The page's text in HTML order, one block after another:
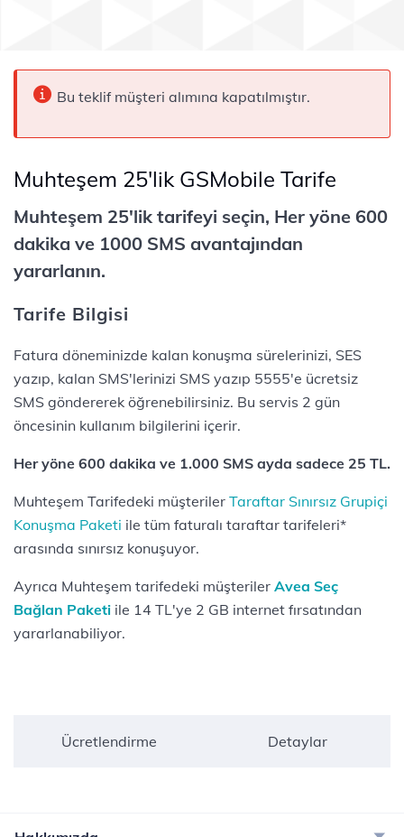
Bu teklif müşteri alımına kapatılmıştır.
Muhteşem 25'lik GSMobile Tarife
Muhteşem 25'lik tarifeyi seçin, Her yöne 600
dakika ve 1000 SMS avantajından
yararlanın.
Tarife Bilgisi
Fatura döneminizde kalan konuşma sürelerinizi, SES
yazıp, kalan SMS'lerinizi SMS yazıp 5555'e ücretsiz
SMS göndererek öğrenebilirsiniz. Bu servis 2 gün
öncesinin kullanım bilgilerini içerir.
Her yöne 600 dakika ve 1.000 SMS ayda sadece 25 TL.
Muhteşem Tarifedeki müşteriler Taraftar Sınırsız Grupiçi
Konuşma Paketi ile tüm faturalı taraftar tarifeleri*
arasında sınırsız konuşuyor.
Ayrıca Muhteşem tarifedeki müşteriler Avea Seç
Bağlan Paketi ile 14 TL'ye 2 GB internet fırsatından
yararlanabiliyor.
Ücretlendirme Detaylar